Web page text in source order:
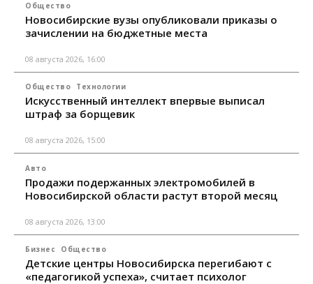
Общество
Новосибирские вузы опубликовали приказы о
зачислении на бюджетные места
08 августа 2026, 16:00
Общество Технологии
Искусственный интеллект впервые выписал
штраф за борщевик
08 августа 2026, 15:00
Авто
Продажи подержанных электромобилей в
Новосибирской области растут второй месяц
08 августа 2026, 13:00
Бизнес Общество
Детские центры Новосибирска перегибают с
«педагогикой успеха», считает психолог